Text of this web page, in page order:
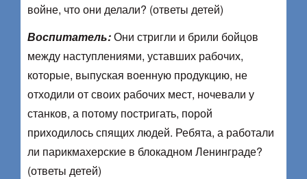
войне, что они делали? (ответы детей)
Воспитатель:Они стригли и брили бойцов
между наступлениями, уставших рабочих,
которые, выпуская военную продукцию, не
отходили от своих рабочих мест, ночевали у
станков, а потому постригать, порой
приходилось спящих людей. Ребята, а работали
ли парикмахерские в блокадном Ленинграде?
(ответы детей)